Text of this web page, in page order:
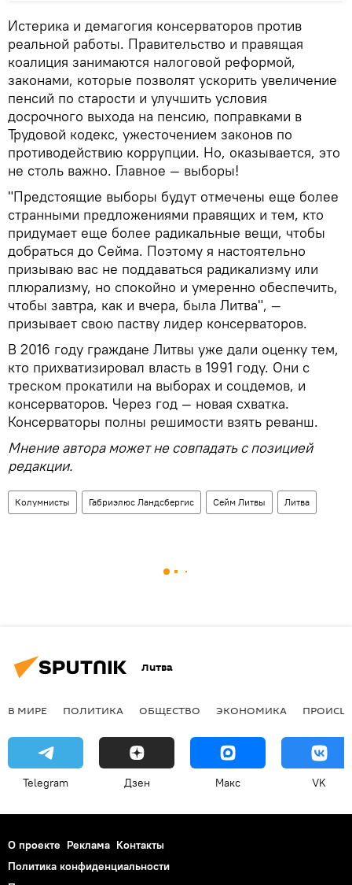
Истерика и демагогия консерваторов против
реальной работы. Правительство и правящая
коалиция занимаются налоговой реформой,
законами, которые позволят ускорить увеличение
пенсий по старости и улучшить условия
досрочного выхода на пенсию, поправками в
Трудовой кодекс, ужесточением законов по
противодействию коррупции. Но, оказывается, это
не столь важно. Главное — выборы!
"Предстоящие выборы будут отмечены еще более
странными предложениями правящих и тем, кто
придумает еще более радикальные вещи, чтобы
добраться до Сейма. Поэтому я настоятельно
призываю вас не поддаваться радикализму или
плюрализму, но спокойно и умеренно обеспечить,
чтобы завтра, как и вчера, была Литва", —
призывает свою паству лидер консерваторов.
В 2016 году граждане Литвы уже дали оценку тем,
кто прихватизировал власть в 1991 году. Они с
треском прокатили на выборах и соцдемов, и
консерваторов. Через год — новая схватка.
Консерваторы полны решимости взять реванш.
Мнение автора может не совпадать с позицией
редакции.
Колумнисты Габриэлюс Ландсбергис Сейм Литвы Литва
Литва
В МИРЕ ПОЛИТИКА ОБЩЕСТВО ЭКОНОМИКА
Telegram Дзен Макс VK
О проекте Реклама Контакты
Политика конфиденциальности